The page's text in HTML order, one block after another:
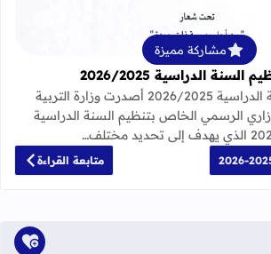
مشاركة مميزة
الدراسية 2026/2025
مقرر تنظيم السنة الدراسية 2026/2025 أصدرت وزارة التربية
الرسمي الخاص بتنظيم السنة الدراسية
مختلف…
متابعة القراءة